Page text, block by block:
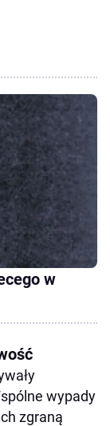
w
wypady
zgraną